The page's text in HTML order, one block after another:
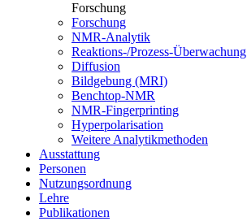
Forschung
Forschung
NMR-Analytik
Reaktions-/Prozess-Überwachung
Diffusion
Bildgebung (MRI)
Benchtop-NMR
NMR-Fingerprinting
Hyperpolarisation
Weitere Analytikmethoden
Ausstattung
Personen
Nutzungsordnung
Lehre
Publikationen